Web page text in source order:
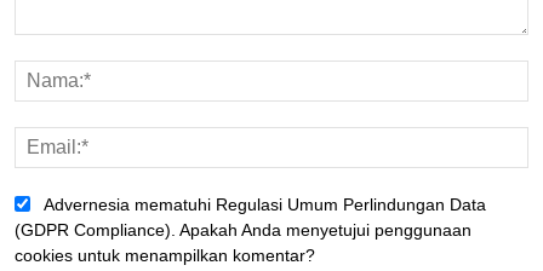
Advernesia mematuhi Regulasi Umum Perlindungan Data
(GDPR Compliance). Apakah Anda menyetujui penggunaan
cookies untuk menampilkan komentar?